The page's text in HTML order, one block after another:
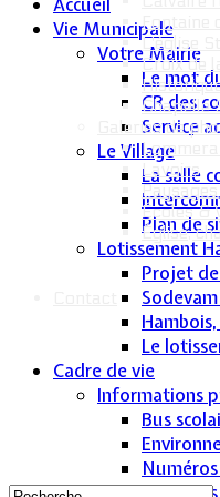
Fontaine
L'église St
Croix de
Chapelle
Galeries de
Lavoirs
Paysages
Écoles &
Église,
Vie Municipale
Votre Mairie
Le mot
CR des
Service
Le Village
La salle
Plan de
Lotissement
Projet
Le
Cadre de vie
Informations
Bus